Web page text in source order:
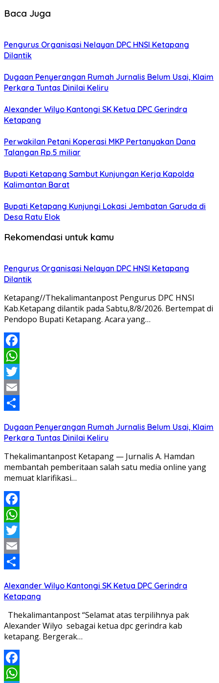
Baca Juga
Pengurus Organisasi Nelayan DPC HNSI Ketapang
Dilantik
Dugaan Penyerangan Rumah Jurnalis Belum Usai, Klaim
Perkara Tuntas Dinilai Keliru
Alexander Wilyo Kantongi SK Ketua DPC Gerindra
Ketapang
Perwakilan Petani Koperasi MKP Pertanyakan Dana
Talangan Rp.5 miliar
Bupati Ketapang Sambut Kunjungan Kerja Kapolda
Kalimantan Barat
Bupati Ketapang Kunjungi Lokasi Jembatan Garuda di
Desa Ratu Elok
Rekomendasi untuk kamu
Pengurus Organisasi Nelayan DPC HNSI Ketapang
Dilantik
Ketapang//Thekalimantanpost Pengurus DPC HNSI
Kab.Ketapang dilantik pada Sabtu,8/8/2026. Bertempat di
Pendopo Bupati Ketapang. Acara yang…
Facebook
WhatsApp
Twitter
Email
Dugaan Penyerangan Rumah Jurnalis Belum Usai, Klaim
Perkara Tuntas Dinilai Keliru
Thekalimantanpost Ketapang — Jurnalis A. Hamdan
membantah pemberitaan salah satu media online yang
memuat klarifikasi…
Facebook
WhatsApp
Twitter
Email
Alexander Wilyo Kantongi SK Ketua DPC Gerindra
Ketapang
Thekalimantanpost “Selamat atas terpilihnya pak
Alexander Wilyo sebagai ketua dpc gerindra kab
ketapang. Bergerak…
Facebook